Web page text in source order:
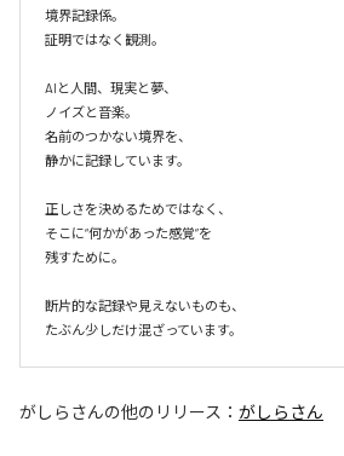
境界記録係。
証明ではなく観測。
AIと人間、現実と夢、
ノイズと音楽。
名前のつかない境界を、
静かに記録しています。
正しさを決めるためではなく、
そこに“何かがあった感覚”を
残すために。
断片的な記録や見えないものも、
たぶん少しだけ混ざっています。
がしらさんの他のリリース： がしらさん